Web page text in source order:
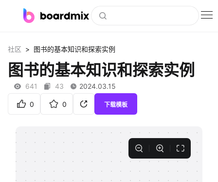
社区资源
下载
社区 > 图书的基本知识和探索实例
图书的基本知识和探索实例
641 43 2024.03.15
0 0 下载模板